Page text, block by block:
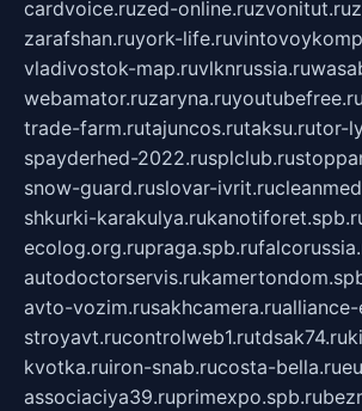
cardvoice.ruzed-online.ruzvonitut.ru
zarafshan.ruyork-life.ru
vladivostok-map.ruvlknrussia.ru
webamator.ruzaryna.ruyoutubefree.ru
trade-farm.rutajuncos.rutaksu.rutor-
spayderhed-2022.rusplclub.ru
snow-guard.ruslovar-ivrit.ru
shkurki-karakulya.ru
ecolog.org.rupraga.spb.ru
autodoctorservis.ru
avto-vozim.rusakhcamera.ru
stroyavt.rucontrolweb1.rutdsak74.ru
kvotka.ruiron-snab.rucosta-bella.ru
associaciya39.ruprimexpo.spb.ru